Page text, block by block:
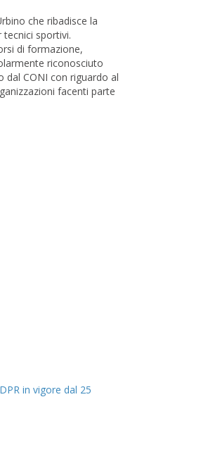
che ribadisce la
sportivi.
di formazione,
riconosciuto
dal CONI con riguardo al
facenti parte
in vigore dal 25